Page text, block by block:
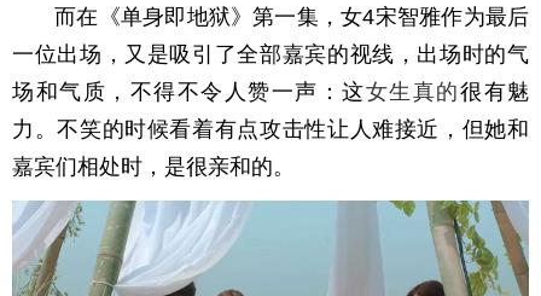
而在《单身即地狱》第一集，女4宋智雅作为最后
一位出场，又是吸引了全部嘉宾的视线，出场时的气
场和气质，不得不令人赞一声：这女生 真的很有魅
力。不笑的时候看着有点攻击性让人难接近，但她和
嘉宾们相处时，是很亲和的。